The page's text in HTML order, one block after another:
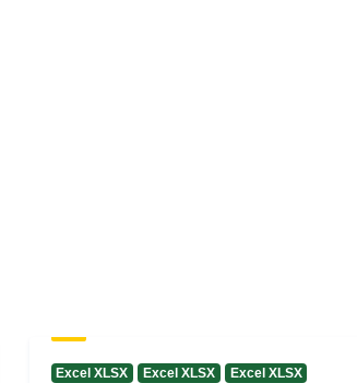
Excel XLSX Excel XLSX
Excel XLSX